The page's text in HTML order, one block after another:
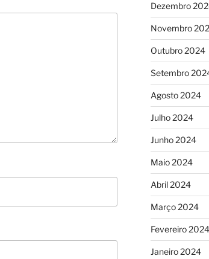
Dezembro
Novembro
Outubro 2024
Setembro
Agosto 2024
Julho 2024
Junho 2024
Maio 2024
Abril 2024
Março 2024
Fevereiro 2024
Janeiro 2024